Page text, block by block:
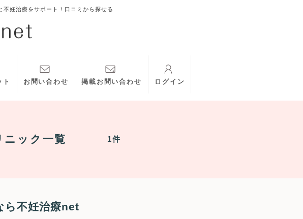
不妊治療をサポート！口コミから探せる
ト お問い合わせ 掲載お問い合わせ ログイン
ニック一覧 1件
ら不妊治療net